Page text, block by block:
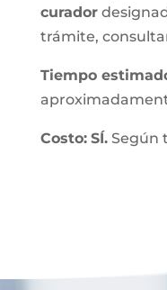
curador
trámite,
Tiempo
Costo: SÍ.Según